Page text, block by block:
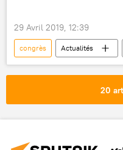
29 Avril 2019, 12:39
congrès Actualités
Espagne
Madrid
Crise politique catalane
20